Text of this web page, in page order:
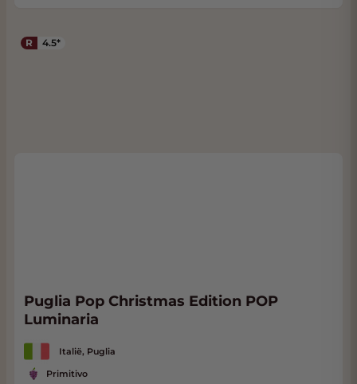
R 4.5*
Puglia Pop Christmas Edition POP
Luminaria
Italië, Puglia
Primitivo